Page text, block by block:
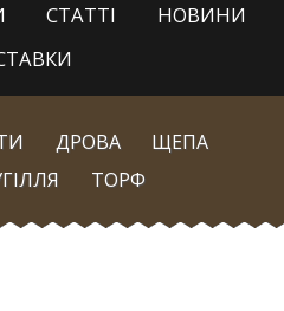
СТАТТІ
НОВИНИ
ДРОВА
ЩЕПА
ТОРФ